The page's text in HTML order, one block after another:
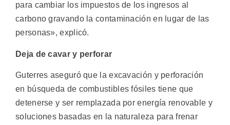
para cambiar los impuestos de los ingresos al
carbono gravando la contaminación en lugar de las
personas», explicó.
Deja de cavar y perforar
Guterres aseguró que la excavación y perforación
en búsqueda de combustibles fósiles tiene que
detenerse y ser remplazada por energía renovable y
soluciones basadas en la naturaleza para frenar